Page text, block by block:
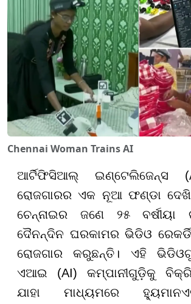
Chennai Woman Trains AI
ଆର୍ଟିଫିସିଆଲ୍ ଇଣ୍ଟେଲିଜେନ୍ସ
ରୋଜଗାରର ଏକ ନୂଆ ଫଣ୍ଡା
ଚେନ୍ନାଇର ଜଣେ ୨୫ ବର୍ଷୀୟା
ଦୈନନ୍ଦିନ ଘରକାମର ଭିଡିଓ
ରୋଜଗାର କରୁଛନ୍ତି। ଏହି
ଏଆଇ (AI) କମ୍ପାନୀଗୁଡ଼ିକୁ ବିକ୍ରି
ଯାହା ମାଧ୍ୟମରେ